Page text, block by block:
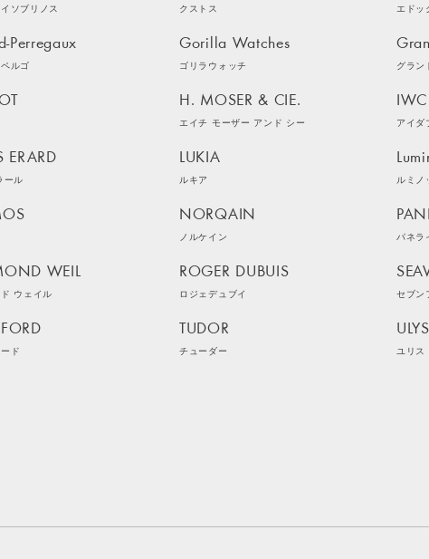
ソブリノス クストス エドッ
Perregaux
ルゴ
Gorilla Watches
ゴリラウォッチ グラン
H. MOSER & CIE.
エイチ モーザー アンド シー
IWC
アイダ
ERARD
ール
LUKIA
ルキア ルミノ
NORQAIN
ノルケイン パネラ
WEIL
ウェイル
ROGER DUBUIS
ロジェデュブイ セブン
ド
TUDOR
チューダー ユリス